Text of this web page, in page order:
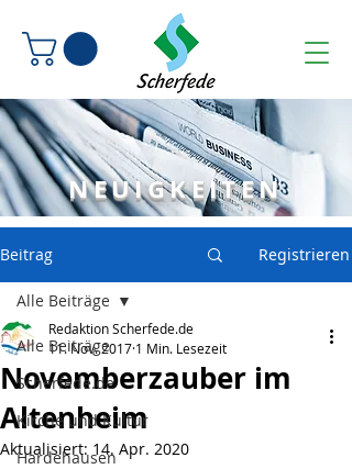
NEUIGKEITEN
Beitrag Registrieren
Alle Beiträge
Scherfede.de
Kirche und Kultur
Hardehausen
Alle Beiträge
Novemberzauber im
Altenheim
Redaktion Scherfede.de
11. Nov. 2017 1 Min. Lesezeit
Aktualisiert: 14. Apr. 2020